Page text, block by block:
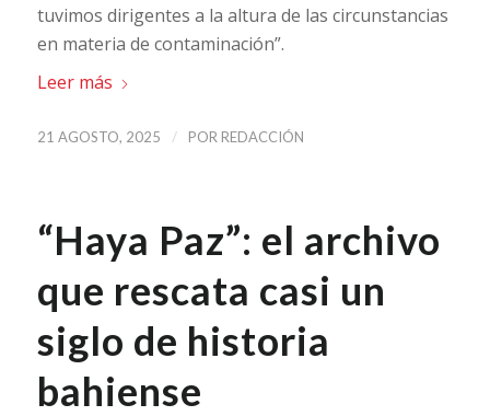
tuvimos dirigentes a la altura de las circunstancias
en materia de contaminación”.
Leer más
21 AGOSTO, 2025 / POR REDACCIÓN
“Haya Paz”: el archivo
que rescata casi un
siglo de historia
bahiense